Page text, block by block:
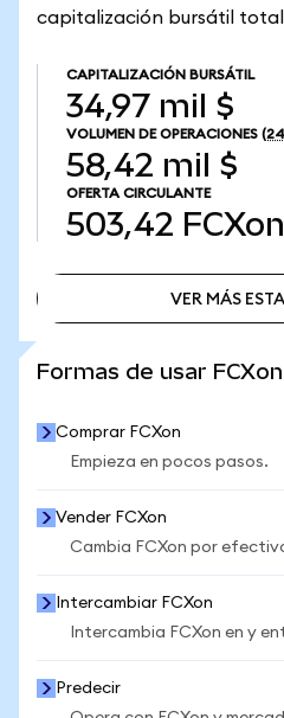
capitalización bursátil total
CAPITALIZACIÓN BURSÁTIL
34,97 mil $
VOLUMEN DE OPERACIONES
58,42 mil $
OFERTA CIRCULANTE
503,42 FCXon
VER MÁS
Formas de usar
Comprar FCXon
Empieza en pocos pasos.
Vender FCXon
Cambia FCXon por
Intercambiar FCXon
Intercambia FCXon en y
Predecir